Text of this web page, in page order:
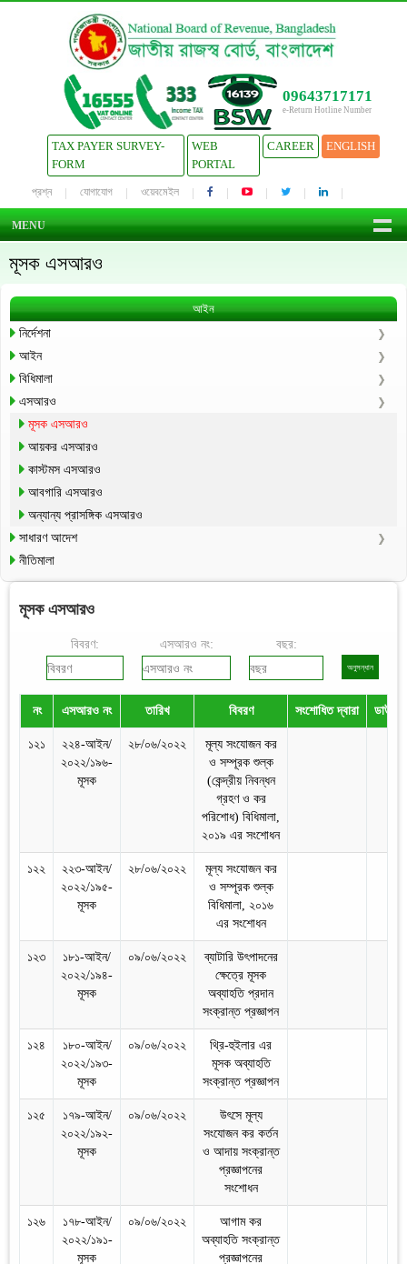
09643717171
e-Return Hotline Number
TAX PAYER SURVEY-
FORM
WEB
PORTAL
CAREER ENGLISH
প্রশ্ন যোগাযোগ ওয়েবমেইল
MENU
মূসক এসআরও
আইন
নির্দেশনা
আইন
বিধিমালা
এসআরও
মূসক এসআরও
আয়কর এসআরও
কাস্টমস এসআরও
আবগারি এসআরও
অন্যান্য প্রাসঙ্গিক এসআরও
সাধারণ আদেশ
নীতিমালা
মূসক এসআরও
বিবরণ: এসআরও নং: বছর:
নং এসআরও নং তারিখ বিবরণ সংশোধিত দ্বারা
১২১
২২৪-আইন/
২০২২/১৯৬-
মূসক
২৮/০৬/২০২২
মূল্য সংযোজন কর
ও সম্পূরক শুল্ক
(কেন্দ্রীয় নিবন্ধন
গ্রহণ ও কর
পরিশোধ) বিধিমালা,
২০১৯ এর সংশোধন
১২২
২২৩-আইন/
২০২২/১৯৫-
মূসক
২৮/০৬/২০২২
মূল্য সংযোজন কর
ও সম্পূরক শুল্ক
বিধিমালা, ২০১৬
এর সংশোধন
১২৩
১৮১-আইন/
২০২২/১৯৪-
মূসক
০৯/০৬/২০২২
ব্যাটারি উৎপাদনের
ক্ষেত্রে মূসক
অব্যাহতি প্রদান
সংক্রান্ত প্রজ্ঞাপন
১২৪
১৮০-আইন/
২০২২/১৯৩-
মূসক
০৯/০৬/২০২২
থ্রি-হুইলার এর
মূসক অব্যাহতি
সংক্রান্ত প্রজ্ঞাপন
১২৫
১৭৯-আইন/
২০২২/১৯২-
মূসক
০৯/০৬/২০২২
উৎসে মূল্য
সংযোজন কর কর্তন
ও আদায় সংক্রান্ত
প্রজ্ঞাপনের
সংশোধন
১২৬
১৭৮-আইন/
২০২২/১৯১-
মূসক
০৯/০৬/২০২২
আগাম কর
অব্যাহতি সংক্রান্ত
প্রজ্ঞাপনের